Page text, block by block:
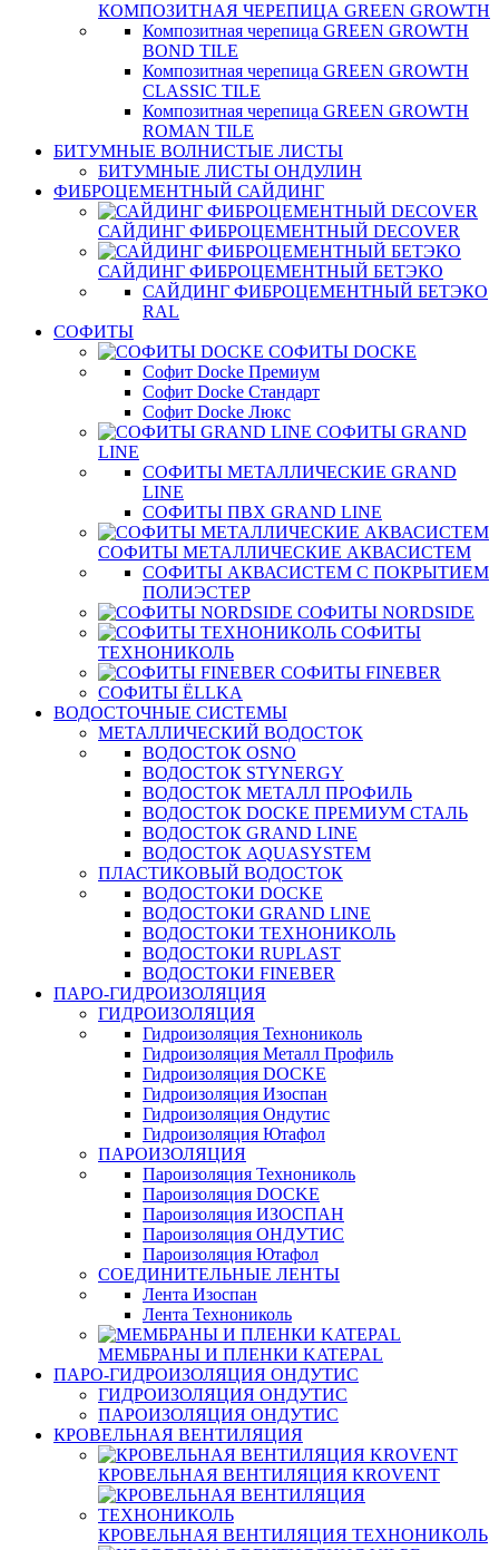
КОМПОЗИТНАЯ ЧЕРЕПИЦА GREEN GROWTH
Композитная черепица GREEN GROWTH
BOND TILE
Композитная черепица GREEN GROWTH
CLASSIC TILE
Композитная черепица GREEN GROWTH
ROMAN TILE
БИТУМНЫЕ ВОЛНИСТЫЕ ЛИСТЫ
БИТУМНЫЕ ЛИСТЫ ОНДУЛИН
ФИБРОЦЕМЕНТНЫЙ САЙДИНГ
САЙДИНГ ФИБРОЦЕМЕНТНЫЙ DECOVER
САЙДИНГ ФИБРОЦЕМЕНТНЫЙ БЕТЭКО
САЙДИНГ ФИБРОЦЕМЕНТНЫЙ БЕТЭКО
RAL
СОФИТЫ
СОФИТЫ DOCKE
Софит Docke Премиум
Софит Docke Стандарт
Софит Docke Люкс
СОФИТЫ GRAND
LINE
СОФИТЫ МЕТАЛЛИЧЕСКИЕ GRAND
LINE
СОФИТЫ ПВХ GRAND LINE
СОФИТЫ МЕТАЛЛИЧЕСКИЕ АКВАСИСТЕМ
СОФИТЫ АКВАСИСТЕМ С ПОКРЫТИЕМ
ПОЛИЭСТЕР
СОФИТЫ NORDSIDE
СОФИТЫ
ТЕХНОНИКОЛЬ
СОФИТЫ FINEBER
СОФИТЫ ЁLLKA
ВОДОСТОЧНЫЕ СИСТЕМЫ
МЕТАЛЛИЧЕСКИЙ ВОДОСТОК
ВОДОСТОК OSNO
ВОДОСТОК STYNERGY
ВОДОСТОК МЕТАЛЛ ПРОФИЛЬ
ВОДОСТОК DOCKE ПРЕМИУМ СТАЛЬ
ВОДОСТОК GRAND LINE
ВОДОСТОК AQUASYSTEM
ПЛАСТИКОВЫЙ ВОДОСТОК
ВОДОСТОКИ DOCKE
ВОДОСТОКИ GRAND LINE
ВОДОСТОКИ ТЕХНОНИКОЛЬ
ВОДОСТОКИ RUPLAST
ВОДОСТОКИ FINEBER
ПАРО-ГИДРОИЗОЛЯЦИЯ
ГИДРОИЗОЛЯЦИЯ
Гидроизоляция Технониколь
Гидроизоляция Металл Профиль
Гидроизоляция DOCKE
Гидроизоляция Изоспан
Гидроизоляция Ондутис
Гидроизоляция Ютафол
ПАРОИЗОЛЯЦИЯ
Пароизоляция Технониколь
Пароизоляция DOCKE
Пароизоляция ИЗОСПАН
Пароизоляция ОНДУТИС
Пароизоляция Ютафол
СОЕДИНИТЕЛЬНЫЕ ЛЕНТЫ
Лента Изоспан
Лента Технониколь
МЕМБРАНЫ И ПЛЕНКИ KATEPAL
ПАРО-ГИДРОИЗОЛЯЦИЯ ОНДУТИС
ГИДРОИЗОЛЯЦИЯ ОНДУТИС
ПАРОИЗОЛЯЦИЯ ОНДУТИС
КРОВЕЛЬНАЯ ВЕНТИЛЯЦИЯ
КРОВЕЛЬНАЯ ВЕНТИЛЯЦИЯ KROVENT
КРОВЕЛЬНАЯ ВЕНТИЛЯЦИЯ ТЕХНОНИКОЛЬ